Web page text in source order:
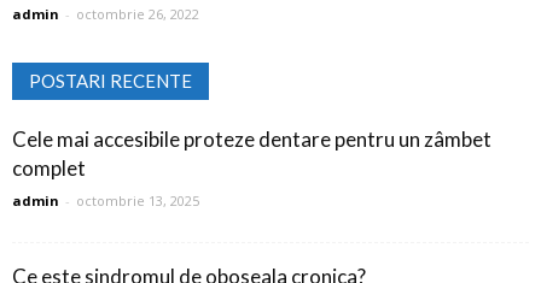
admin - octombrie 26, 2022
POSTARI RECENTE
Cele mai accesibile proteze dentare pentru un zâmbet
complet
admin - octombrie 13, 2025
Ce este sindromul de oboseala cronica?